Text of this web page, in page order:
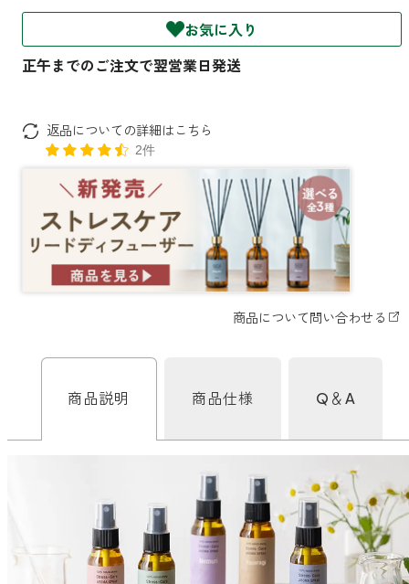
トイレ用
ティーセント
リードディフューザー
ねむりの魔法
玄関用
イーミスト
アロミック・フィット
どこでも
アロミック・エアープラス
アロミック・フロー
衣類・ファブリック用
ファブリックミスト
キャンドルライト
睡眠用
グッドスリープ
ストレケアアロマ-眠り-
スリープブロック
ルーティンアロマ
虫除け
アンチバグプレミアム
マスククリップ
次亜塩素酸水ジアケア
店舗情報
ご利用ガイド
わたしたちについて
読みもの
法人のお客様
フランチャイズ募集
お電話での ご注文
0120-201-074
お気に入り
返品についての詳細はこちら
2件
商品説明 商品仕様 Q＆A